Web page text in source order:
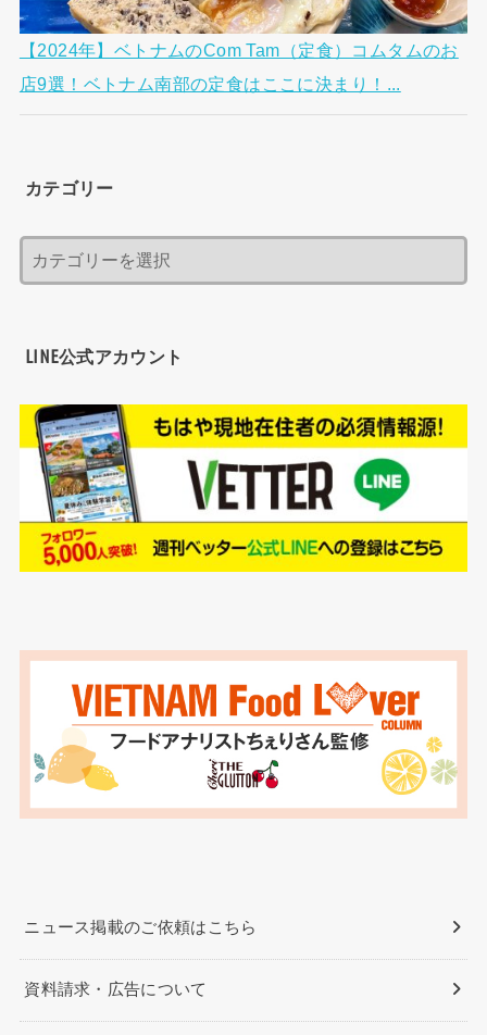
【2024年】ベトナムのCom Tam（定食）コムタムのお
店9選！ベトナム南部の定食はここに決まり！...
カテゴリー
LINE公式アカウント
ニュース掲載のご依頼はこちら
資料請求・広告について